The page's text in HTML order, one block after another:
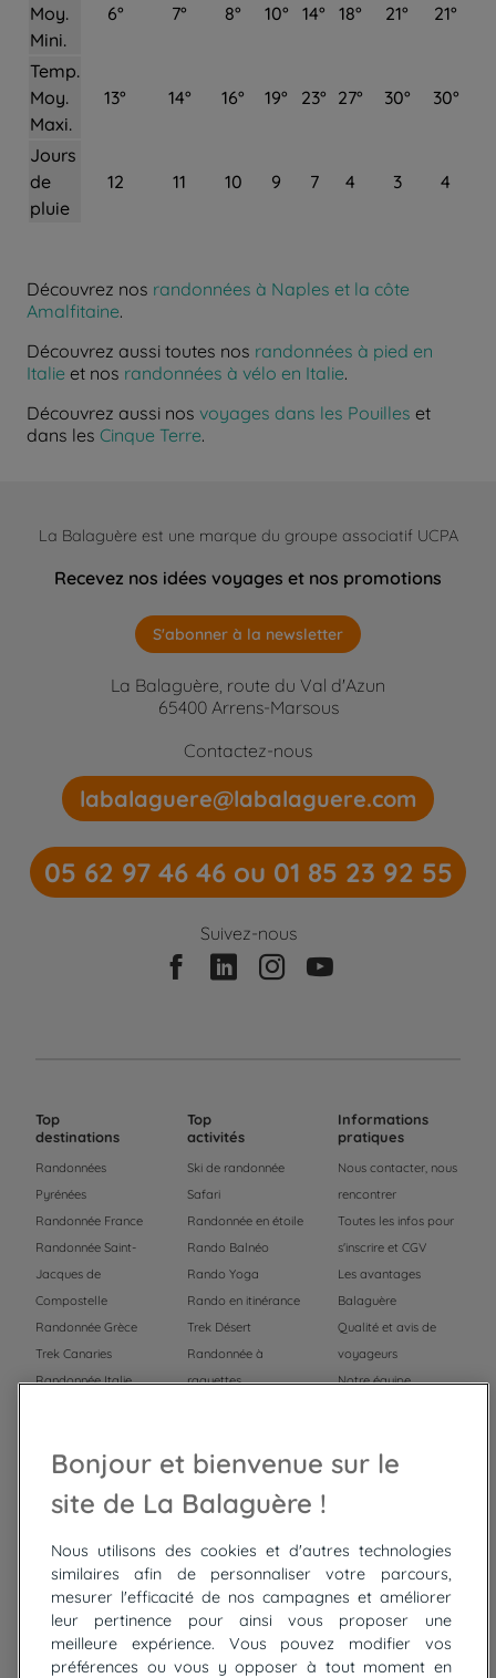
Moy.
Mini.
6° 7° 8° 10° 14° 18° 21° 21°
Temp.
Moy.
Maxi.
13° 14° 16° 19° 23° 27° 30° 30°
Jours
de
pluie
12 11 10 9 7 4 3 4
Découvrez nos randonnées à Naples et la côte
Amalfitaine.
Découvrez aussi toutes nos randonnées à pied en
Italie et nos randonnées à vélo en Italie.
Découvrez aussi nos voyages dans les Pouilles et
dans les Cinque Terre.
La Balaguère est une marque du groupe associatif UCPA
Recevez nos idées voyages et nos promotions
S'abonner à la newsletter
La Balaguère, route du Val d'Azun
65400 Arrens-Marsous
Contactez-nous
labalaguere@labalaguere.com
05 62 97 46 46 ou 01 85 23 92 55
Suivez-nous
Top
destinations
Randonnées
Pyrénées
Randonnée France
Randonnée Saint-
Jacques de
Compostelle
Randonnée Grèce
Trek Canaries
Randonnée Italie
Trek Mauritanie
Top
activités
Ski de randonnée
Safari
Randonnée en étoile
Rando Balnéo
Rando Yoga
Rando en itinérance
Trek Désert
Randonnée à
raquettes
Trek
Informations
pratiques
Nous contacter, nous
rencontrer
Toutes les infos pour
s'inscrire et CGV
Les avantages
Balaguère
Qualité et avis de
voyageurs
Notre équipe
Top
circuits
Tour du lac de Constance à vélo
Cyclades : Amorgos et Naxos
Randonnée aux Bardenas Reales
Bonjour et bienvenue sur le
site de La Balaguère !
Nous utilisons des cookies et d'autres technologies
similaires afin de personnaliser votre parcours,
mesurer l'efficacité de nos campagnes et améliorer
leur pertinence pour ainsi vous proposer une
meilleure expérience. Vous pouvez modifier vos
préférences ou vous y opposer à tout moment en